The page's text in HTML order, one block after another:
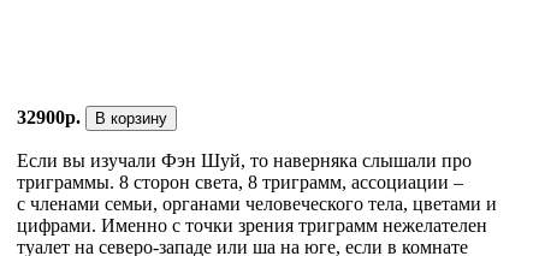
32900р. В корзину
Если вы изучали Фэн Шуй, то наверняка слышали про
триграммы. 8 сторон света, 8 триграмм, ассоциации –
с членами семьи, органами человеческого тела, цветами и
цифрами. Именно с точки зрения триграмм нежелателен
туалет на северо-западе или ша на юге, если в комнате